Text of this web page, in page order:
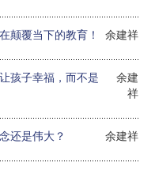
颠覆当下的教育！ 余建祥
孩子幸福，而不是
余建
祥
还是伟大？ 余建祥